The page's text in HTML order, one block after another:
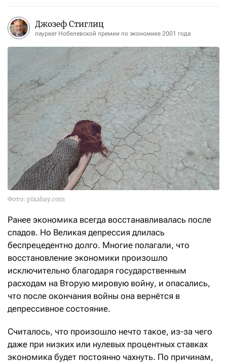
Джозеф Стиглиц
лауреат Нобелевской премии по экономике 2001 года
Фото: pixabay.com
Ранее экономика всегда восстанавливалась после
спадов. Но Великая депрессия длилась
беспрецедентно долго. Многие полагали, что
восстановление экономики произошло
исключительно благодаря государственным
расходам на Вторую мировую войну, и опасались,
что после окончания войны она вернётся в
депрессивное состояние.
Считалось, что произошло нечто такое, из-за чего
даже при низких или нулевых процентных ставках
экономика будет постоянно чахнуть. По причинам,